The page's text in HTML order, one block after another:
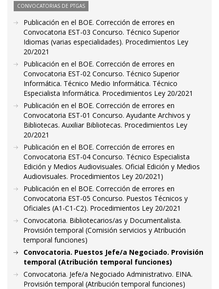
CONVOCATORIAS DE PTGAS
Publicación en el BOE. Corrección de errores en
Convocatoria EST-03 Concurso. Técnico Superior
Idiomas (varias especialidades). Procedimientos Ley
20/2021
Publicación en el BOE. Corrección de errores en
Convocatoria EST-02 Concurso. Técnico Superior
Informática. Técnico Medio Informática. Técnico
Especialista Informática. Procedimientos Ley 20/2021
Publicación en el BOE. Corrección de errores en
Convocatoria EST-01 Concurso. Ayudante Archivos y
Bibliotecas. Auxiliar Bibliotecas. Procedimientos Ley
20/2021
Publicación en el BOE. Corrección de errores en
Convocatoria EST-04 Concurso. Técnico Especialista
Edición y Medios Audiovisuales. Oficial Edición y Medios
Audiovisuales. Procedimientos Ley 20/2021)
Publicación en el BOE. Corrección de errores en
Convocatoria EST-05 Concurso. Puestos Técnicos y
Oficiales (A1-C1-C2). Procedimientos Ley 20/2021
Convocatoria. Bibliotecarios/as y Documentalista.
Provisión temporal (Comisión servicios y Atribución
temporal funciones)
Convocatoria. Puestos Jefe/a Negociado. Provisión
temporal (Atribución temporal funciones)
Convocatoria. Jefe/a Negociado Administrativo. EINA.
Provisión temporal (Atribución temporal funciones)